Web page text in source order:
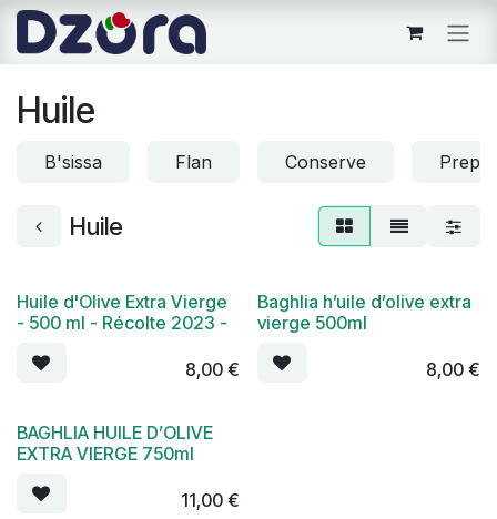
Se rendre au contenu
Huile
B'sissa Flan Conserve
Huile
Huile d'Olive Extra Vierge
- 500 ml - Récolte 2023 -
8,00€
Baghlia h’uile d’olive extra
vierge 500ml
8,00€
BAGHLIA HUILE D’OLIVE
EXTRA VIERGE 750ml
11,00€